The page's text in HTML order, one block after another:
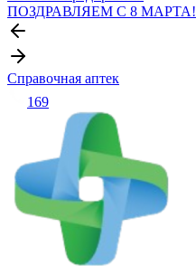
ПОЗДРАВЛЯЕМ С 8 МАРТА!
Справочная аптек
169